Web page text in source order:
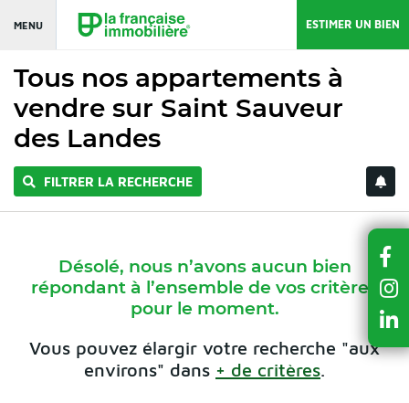
MENU ESTIMER UN BIEN
Tous nos appartements à
vendre sur Saint Sauveur
des Landes
FILTRER LA RECHERCHE
Désolé, nous n’avons aucun bien
répondant à l’ensemble de vos critères
pour le moment.
Vous pouvez élargir votre recherche "aux
environs" dans + de critères.